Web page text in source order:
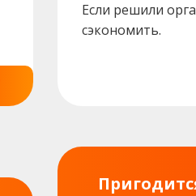
Если решили
сэкономить.